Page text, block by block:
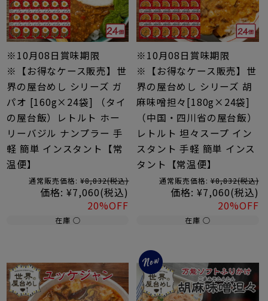
※10月08日賞味期限
※【お得なケース販売】世
界の屋台めし シリーズ ガ
パオ [160g×24袋] （タイ
の屋台飯）レトルト ホー
リーバジル ナンプラー 手
軽 簡単 インスタント【常
温便】
通常販売価格: ¥8,832(税込)
価格: ¥7,060(税込)
20%OFF
在庫 ○
※10月08日賞味期限
※【お得なケース販売】世
界の屋台めし シリーズ 胡
麻味噌担々[180g×24袋]
（中国・四川省の屋台飯）
レトルト 坦々スープ イン
スタント 手軽 簡単 インス
タント【常温便】
通常販売価格: ¥8,832(税込)
価格: ¥7,060(税込)
20%OFF
在庫 ○